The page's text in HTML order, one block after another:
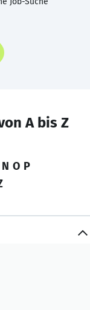
A bis Z
N O P